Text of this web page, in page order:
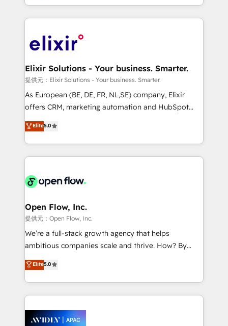
HIPAA-aware; CASL-compliant; GDPR-ready
implementations where required 💡 Why 500+
built to scale.
approach to execute their goals through creative
applications of our solutions; Technical HubSpot
Design, Migrations + Integrations. Mole Street’s
greatness, which is achieved through creating
absolute clarity, derived from a well-defined
strategy, executed well, and reported on with clear
results. The culture is driven by core values; Joy, Grit,
Mindedness, and Clarity. We are driven to win for the
collective good of the company and its clientele, and
things are happening.
Elixir Solutions - Your business. Smarter.
提供元：Elixir Solutions - Your business. Smarter.
As European (BE, DE, FR, NL,SE) company, Elixir
offers CRM, marketing automation and HubSpot
integration products and services to mid-market
and enterprise customers. We ensure that your sales,
service and marketing department operates in the
most effective way, while at the same time
integrated buyers journey. Elixir is located in
and Stockholm Elixir is a first mover and leader
when it comes to HubSpot sales and service
implementations, highly renowned for our business
acumen, process (re-)design experience and a
integrate HubSpot with complex solutions like SAP,
MicroSoft, custom solutions,... Our company also has
execution, CPQ, customer portals and HubSpot CMS
Elite5.0
Open Flow, Inc.
提供元：Open Flow, Inc.
We’re a full-stack growth agency that helps
ambitious companies scale and thrive. How? By
upgrading and streamlining every single revenue-
generating aspect of your business. We’re proud
HubSpot Elite Solutions Partners and devout CRM
nerds who can harness HubSpot’s custom digital
experience. Working hand-in-hand with your team,
Elite5.0